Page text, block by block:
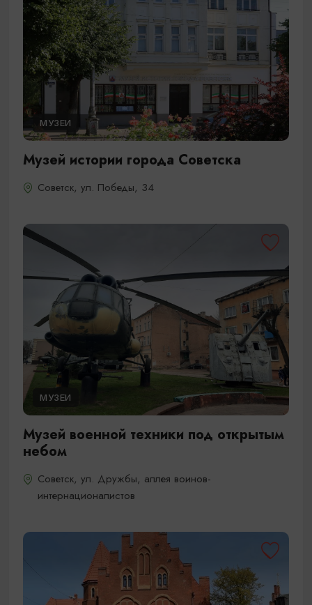
МУЗЕИ
Музей истории города Советска
Советск, ул. Победы, 34
МУЗЕИ
Музей военной техники под открытым
небом
Советск, ул. Дружбы, аллея воинов-
интернационалистов